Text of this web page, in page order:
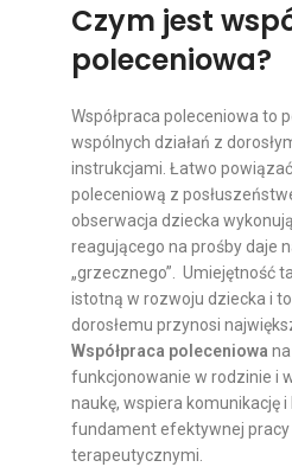
Czym jest
poleceniowa?
Współpraca poleceniowa to
wspólnych działań z
instrukcjami. Łatwo
poleceniową z
obserwacja dziecka
reagującego na prośby daje
„grzecznego”. Umiejętność
istotną w rozwoju dziecka i
dorosłemu przynosi
Współpraca poleceniowa
funkcjonowanie w rodzinie i
naukę, wspiera komunikację
fundament efektywnej pracy
terapeutycznymi.